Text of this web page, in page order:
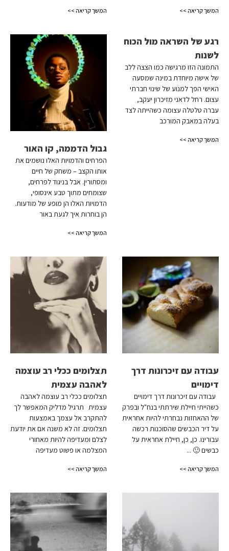
המשך קריאה >> המשך קריאה >>
רגע של השראה מול הכוח
לשנות
התמונה הזו מרגישה כמו הצצה ללב
של אישה מיוחדת במינה שמסעה
האישי הפך למנוע של שינוי חברתי
עצום. רחל לדאני מזיכרון יעקב,
עברה טלטלה עצומה כשהייתה לצד
בעלה במאבק המורכב
המשך קריאה >>
גבול הדממה, קו האור
הפרחים והדמויות האלו נושמים את
אותו הקצב – משחק של חיים
ומסתורין. אבל בניגוד לפרחים,
שצומחים מתוך טבע אינסופי,
הדמויות האלו הן מופע של מודעות.
הן בוחרות איך לגעת באור
המשך קריאה >>
עבודה עם זיכרונות דרך
דימויים
עבודה עם זיכרונות דרך דימויים
כשהייתי חיילת שירתתי בנח"ל ובפרק
של ההאחזות נבחרתי להיות אחראית
על דיר הכבשים שהסוכנות רכשה
עבורינו. כן, כן, חיילת אחראית על
כבשים 🙂 ...
המשך קריאה >>
תצלומים ככלי רב עוצמה
לאהבה עצמית
תצלומים ככלי רב עוצמה לאהבה
עצמית תרגיל מדליק המאפשר לך
להתקרב אל עצמך באמצעות
תצלומים. זה לא משנה אם את יודעת
לצלם ומעדיפה להיות מאחורי
המצלמה או פשוט מעדיפה
המשך קריאה >>